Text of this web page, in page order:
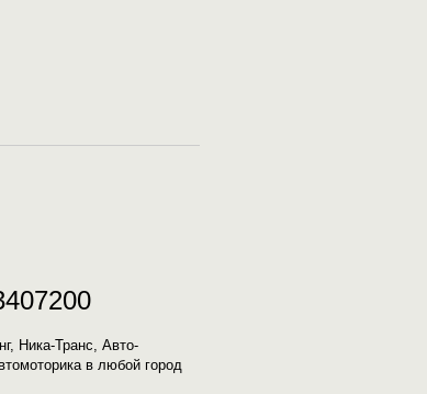
Ника-Транс, Авто-
в любой город